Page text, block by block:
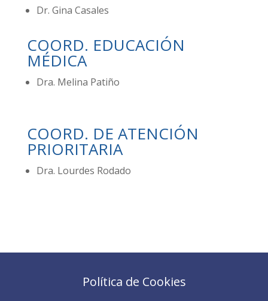
Dr. Gina Casales
COORD. EDUCACIÓN
MÉDICA
Dra. Melina Patiño
COORD. DE ATENCIÓN
PRIORITARIA
Dra. Lourdes Rodado
Política de Cookies